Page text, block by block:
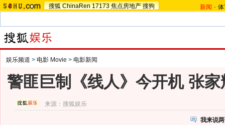
搜狐 ChinaRen 17173 焦点房地产 搜狗 新闻 -
娱乐频道 > 电影 Movie > 电影新闻
警匪巨制《线人》今开机 张
来源：搜狐娱乐
我来说